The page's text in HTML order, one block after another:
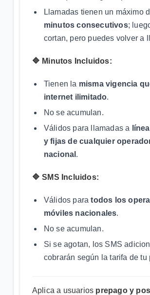
Llamadas tienen un máximo
minutos consecutivos;
cortan, pero puedes volver a
🔷 Minutos Incluidos:
Tienen la misma vigencia
internet ilimitado.
No se acumulan.
Válidos para llamadas a
y fijas de cualquier
nacional .
🔷 SMS Incluidos:
Válidos paratodos los
móviles nacionales.
No se acumulan.
Si se agotan, los SMS
cobrarán según la tarifa de tu
Aplica a usuarios prepago y